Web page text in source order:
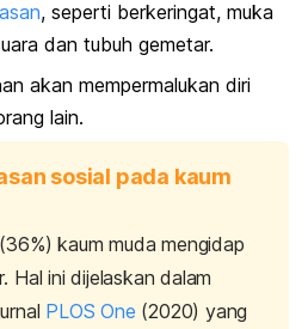
, seperti berkeringat, muka
dan tubuh gemetar.
akan mempermalukan diri
lain.
sosial pada kaum
kaum muda mengidap
. Hal ini dijelaskan dalam
PLOS One (2020) yang